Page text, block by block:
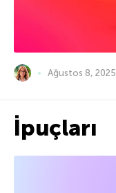
Ağustos 8, 2025
İpuçları